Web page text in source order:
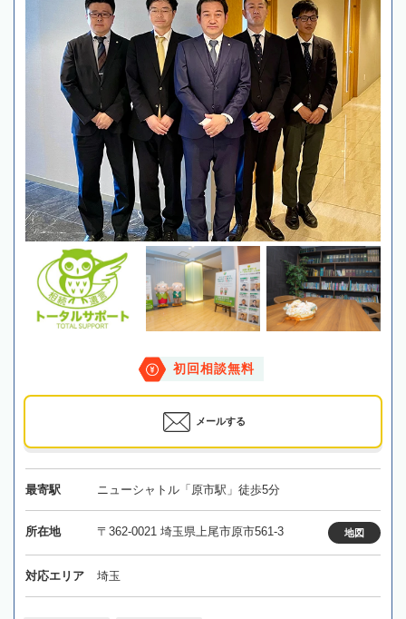
初回相談無料
メールする
最寄駅 ニューシャトル「原市駅」徒歩5分
所在地 〒362-0021 埼玉県上尾市原市561-3 地図
対応エリア 埼玉